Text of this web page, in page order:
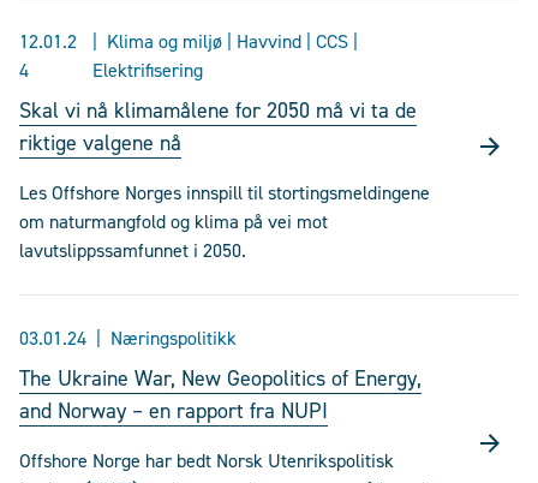
12.01.2
4
Klima og miljø | Havvind | CCS |
Elektrifisering
Skal vi nå klimamålene for 2050 må vi ta de
riktige valgene nå
Les Offshore Norges innspill til stortingsmeldingene
om naturmangfold og klima på vei mot
lavutslippssamfunnet i 2050.
03.01.24 Næringspolitikk
The Ukraine War, New Geopolitics of Energy,
and Norway – en rapport fra NUPI
Offshore Norge har bedt Norsk Utenrikspolitisk